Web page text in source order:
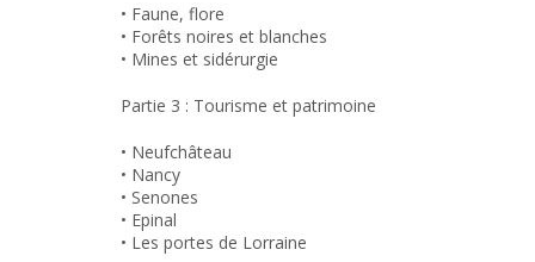
• Faune, flore
• Forêts noires et blanches
• Mines et sidérurgie
Partie 3 : Tourisme et patrimoine
• Neufchâteau
• Nancy
• Senones
• Epinal
• Les portes de Lorraine